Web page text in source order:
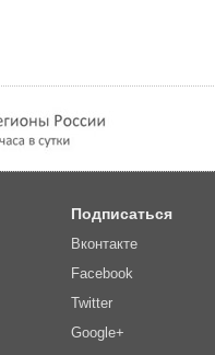
Подписаться
Вконтакте
Facebook
Twitter
Google+